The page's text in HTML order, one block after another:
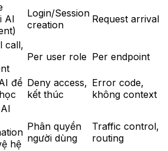
AI
Login/Session
creation
Request arrival
call,
Per user role Per endpoint
để Deny access,
kết thúc
Error code,
không context
hệ
Phân quyền
người dùng
Traffic control,
routing